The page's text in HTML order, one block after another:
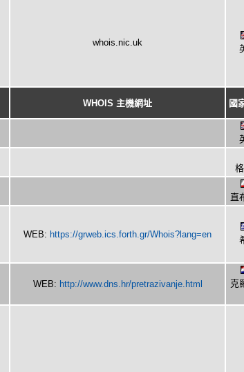
whois.nic.uk
WHOIS 主機網址 國
直
WEB: https://grweb.ics.forth.gr/Whois?lang=en
WEB: http://www.dns.hr/pretrazivanje.html
克